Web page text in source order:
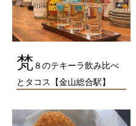
梵 ８のテキーラ飲み比べ
とタコス【金山総合駅】